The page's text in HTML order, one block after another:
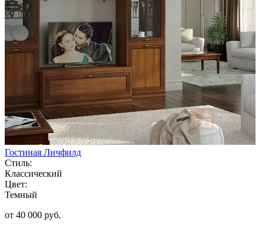
Гостиная Личфилд
Стиль:
Классический
Цвет:
Темный
от 40 000 руб.